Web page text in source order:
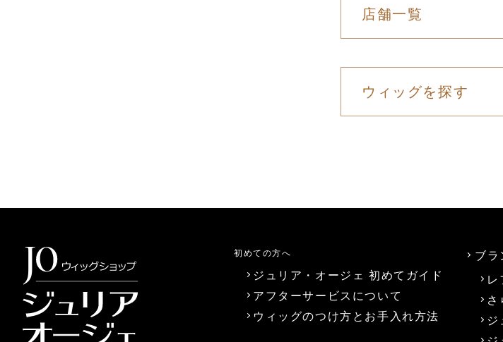
店舗一覧
ウィッグを探す
初めての方へ
ジュリア・オージェ 初めてガイド
アフターサービスについて
ウィッグのつけ方とお手入れ方法
ブラ
レ
さ
ジ